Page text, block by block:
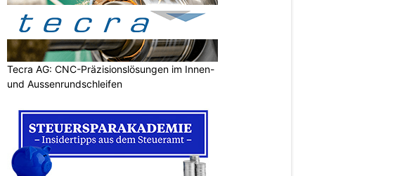
Tecra AG: CNC-Präzisionslösungen im Innen-
und Aussenrundschleifen